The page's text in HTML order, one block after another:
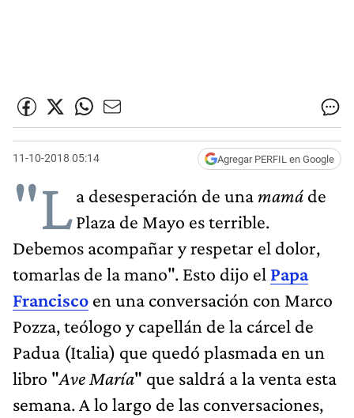
11-10-2018 05:14 Agregar PERFIL en Google
"La desesperación de unamamá de
Plaza de Mayo es terrible.
Debemos acompañar y respetar el dolor,
tomarlas de la mano". Esto dijo el Papa
Francisco en una conversación con Marco
Pozza, teólogo y capellán de la cárcel de
Padua (Italia) que quedó plasmada en un
libro "Ave María" que saldrá a la venta esta
semana. A lo largo de las conversaciones,